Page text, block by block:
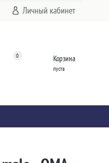
Личный кабинет
0 Корзина
пуста